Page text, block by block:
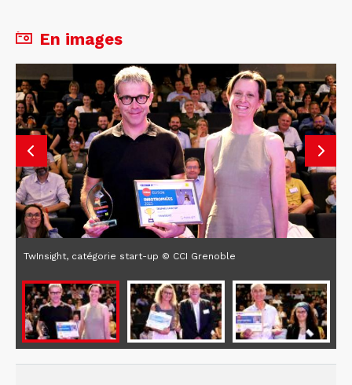
En images
TwInsight, catégorie start-up © CCI Grenoble